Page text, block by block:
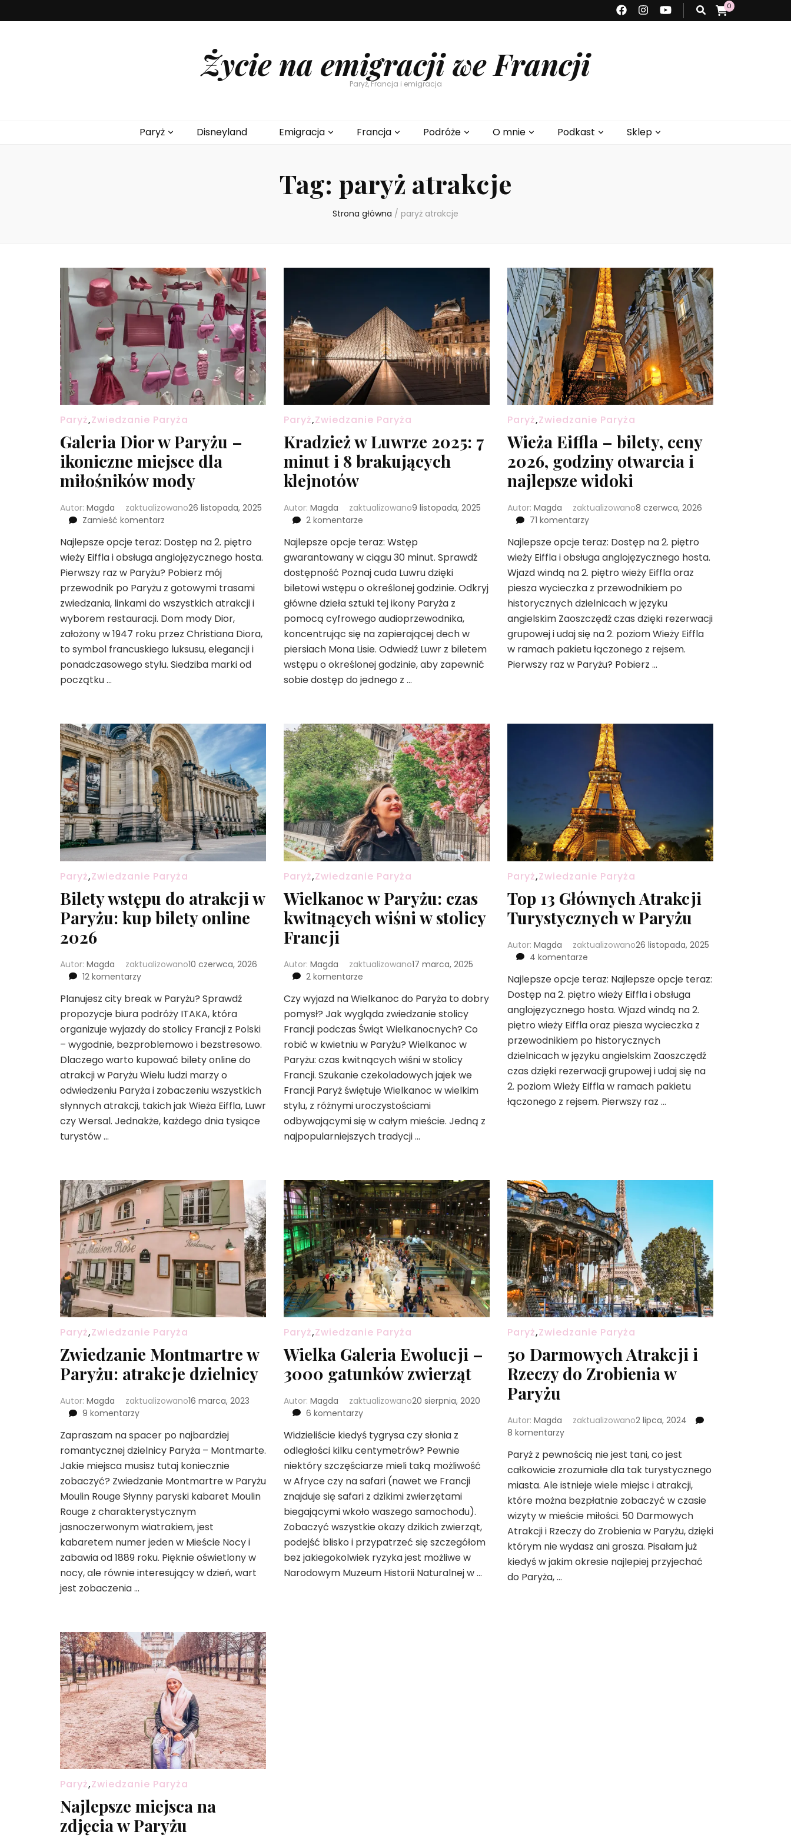
0
Życie na emigracji we Francji
Paryż, Francja i emigracja
Paryż Disneyland Emigracja Francja Podróże O mnie Podkast Sklep
Tag: paryż atrakcje
Strona główna / paryż atrakcje
Paryż,Zwiedzanie Paryża
Galeria Dior w Paryżu –
ikoniczne miejsce dla
miłośników mody
Autor: Magda zaktualizowano26 listopada, 2025
Zamieść komentarz
Galeria
Dior
w
–
ikoniczne
miejsce
dla
miłośników
mody
Najlepsze opcje teraz: Dostęp na 2. piętro
wieży Eiffla i obsługa anglojęzycznego hosta.
Pierwszy raz w Paryżu? Pobierz mój
przewodnik po Paryżu z gotowymi trasami
zwiedzania, linkami do wszystkich atrakcji i
wyborem restauracji. Dom mody Dior,
założony w 1947 roku przez Christiana Diora,
to symbol francuskiego luksusu, elegancji i
ponadczasowego stylu. Siedziba marki od
początku …
Paryż,Zwiedzanie Paryża
Kradzież w Luwrze 2025: 7
minut i 8 brakujących
klejnotów
Autor: Magda zaktualizowano9 listopada, 2025
2 komentarzedo
w
Luwrze
2025:
minut
i
8
brakujących
klejnotów
Najlepsze opcje teraz: Wstęp
gwarantowany w ciągu 30 minut. Sprawdź
dostępność Poznaj cuda Luwru dzięki
biletowi wstępu o określonej godzinie. Odkryj
główne dzieła sztuki tej ikony Paryża z
pomocą cyfrowego audioprzewodnika,
koncentrując się na zapierającej dech w
piersiach Mona Lisie. Odwiedź Luwr z biletem
wstępu o określonej godzinie, aby zapewnić
sobie dostęp do jednego z …
Paryż,Zwiedzanie Paryża
Wieża Eiffla – bilety, ceny
2026, godziny otwarcia i
najlepsze widoki
Autor: Magda zaktualizowano8 czerwca, 2026
71 komentarzydo
Eiffla
–
bilety,
ceny
2026,
godziny
otwarcia
i
najlepsze
widoki
Najlepsze opcje teraz: Dostęp na 2. piętro
wieży Eiffla i obsługa anglojęzycznego hosta.
Wjazd windą na 2. piętro wieży Eiffla oraz
piesza wycieczka z przewodnikiem po
historycznych dzielnicach w języku
angielskim Zaoszczędź czas dzięki rezerwacji
grupowej i udaj się na 2. poziom Wieży Eiffla
w ramach pakietu łączonego z rejsem.
Pierwszy raz w Paryżu? Pobierz …
Paryż,Zwiedzanie Paryża
Bilety wstępu do atrakcji w
Paryżu: kup bilety online
2026
Autor: Magda zaktualizowano10 czerwca, 2026
12 komentarzydo
wstępu
do
atrakcji
w
Paryżu:
kup
bilety
online
2026
Planujesz city break w Paryżu? Sprawdź
propozycje biura podróży ITAKA, która
organizuje wyjazdy do stolicy Francji z Polski
– wygodnie, bezproblemowo i bezstresowo.
Dlaczego warto kupować bilety online do
atrakcji w Paryżu Wielu ludzi marzy o
odwiedzeniu Paryża i zobaczeniu wszystkich
słynnych atrakcji, takich jak Wieża Eiffla, Luwr
czy Wersal. Jednakże, każdego dnia tysiące
turystów …
Paryż,Zwiedzanie Paryża
Wielkanoc w Paryżu: czas
kwitnących wiśni w stolicy
Francji
Autor: Magda zaktualizowano17 marca, 2025
2 komentarzedo
w
Paryżu:
czas
kwitnących
wiśni
w
stolicy
Francji
Czy wyjazd na Wielkanoc do Paryża to dobry
pomysł? Jak wygląda zwiedzanie stolicy
Francji podczas Świąt Wielkanocnych? Co
robić w kwietniu w Paryżu? Wielkanoc w
Paryżu: czas kwitnących wiśni w stolicy
Francji. Szukanie czekoladowych jajek we
Francji Paryż świętuje Wielkanoc w wielkim
stylu, z różnymi uroczystościami
odbywającymi się w całym mieście. Jedną z
najpopularniejszych tradycji …
Paryż,Zwiedzanie Paryża
Top 13 Głównych Atrakcji
Turystycznych w Paryżu
Autor: Magda zaktualizowano26 listopada, 2025
4 komentarzedo
13
Głównych
Atrakcji
Turystycznych
w
Paryżu
Najlepsze opcje teraz: Najlepsze opcje teraz:
Dostęp na 2. piętro wieży Eiffla i obsługa
anglojęzycznego hosta. Wjazd windą na 2.
piętro wieży Eiffla oraz piesza wycieczka z
przewodnikiem po historycznych
dzielnicach w języku angielskim Zaoszczędź
czas dzięki rezerwacji grupowej i udaj się na
2. poziom Wieży Eiffla w ramach pakietu
łączonego z rejsem. Pierwszy raz …
Paryż,Zwiedzanie Paryża
Zwiedzanie Montmartre w
Paryżu: atrakcje dzielnicy
Autor: Magda zaktualizowano16 marca, 2023
9 komentarzydo
Montmartre
w
Paryżu:
dzielnicy
Zapraszam na spacer po najbardziej
romantycznej dzielnicy Paryża – Montmarte.
Jakie miejsca musisz tutaj koniecznie
zobaczyć? Zwiedzanie Montmartre w Paryżu
Moulin Rouge Słynny paryski kabaret Moulin
Rouge z charakterystycznym
jasnoczerwonym wiatrakiem, jest
kabaretem numer jeden w Mieście Nocy i
zabawia od 1889 roku. Pięknie oświetlony w
nocy, ale równie interesujący w dzień, wart
jest zobaczenia …
Paryż,Zwiedzanie Paryża
Wielka Galeria Ewolucji –
3000 gatunków zwierząt
Autor: Magda zaktualizowano20 sierpnia, 2020
6 komentarzydo
Galeria
Ewolucji
–
gatunków
zwierząt
Widzieliście kiedyś tygrysa czy słonia z
odległości kilku centymetrów? Pewnie
niektóry szczęściarze mieli taką możliwość
w Afryce czy na safari (nawet we Francji
znajduje się safari z dzikimi zwierzętami
biegającymi wkoło waszego samochodu).
Zobaczyć wszystkie okazy dzikich zwierząt,
podejść blisko i przypatrzeć się szczegółom
bez jakiegokolwiek ryzyka jest możliwe w
Narodowym Muzeum Historii Naturalnej w …
Paryż,Zwiedzanie Paryża
50 Darmowych Atrakcji i
Rzeczy do Zrobienia w
Paryżu
Autor: Magda zaktualizowano2 lipca, 2024
8 komentarzydo
Darmowych
Atrakcji
i
Rzeczy
do
Zrobienia
w
Paryżu
Paryż z pewnością nie jest tani, co jest
całkowicie zrozumiałe dla tak turystycznego
miasta. Ale istnieje wiele miejsc i atrakcji,
które można bezpłatnie zobaczyć w czasie
wizyty w mieście miłości. 50 Darmowych
Atrakcji i Rzeczy do Zrobienia w Paryżu, dzięki
którym nie wydasz ani grosza. Pisałam już
kiedyś w jakim okresie najlepiej przyjechać
do Paryża, …
Paryż,Zwiedzanie Paryża
Najlepsze miejsca na
zdjęcia w Paryżu